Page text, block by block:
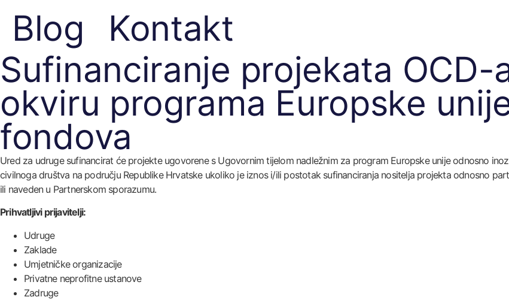
Blog
Kontakt
Sufinanciranje projekata OCD-
okviru programa Europske
fondova
Ured za udruge sufinancirat će projekte ugovorene s Ugovornim tijelom nadležnim za program Europske unije odnosno
civilnoga društva na području Republike Hrvatske ukoliko je iznos i/ili postotak sufinanciranja nositelja projekta odnosno
ili naveden u Partnerskom sporazumu.
Prihvatljivi prijavitelji:
Udruge
Zaklade
Umjetničke organizacije
Privatne neprofitne ustanove
Zadruge